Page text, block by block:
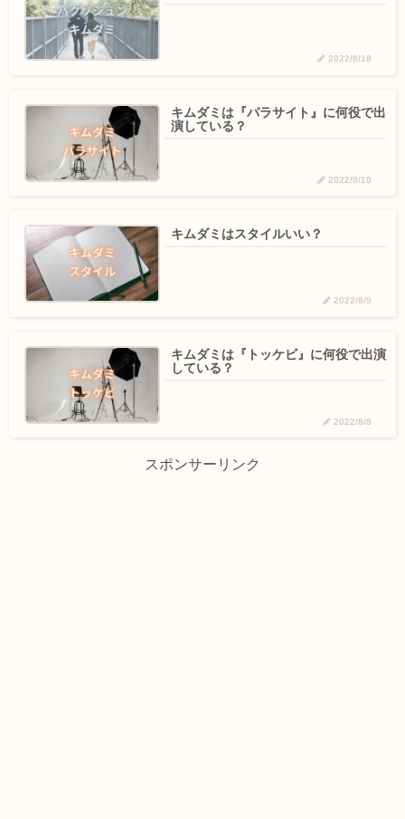
2022/8/18
キムダミは『パラサイト』に何役で出
演している？
2022/8/10
キムダミはスタイルいい？
2022/8/9
キムダミは『トッケビ』に何役で出演
している？
2022/8/8
スポンサーリンク